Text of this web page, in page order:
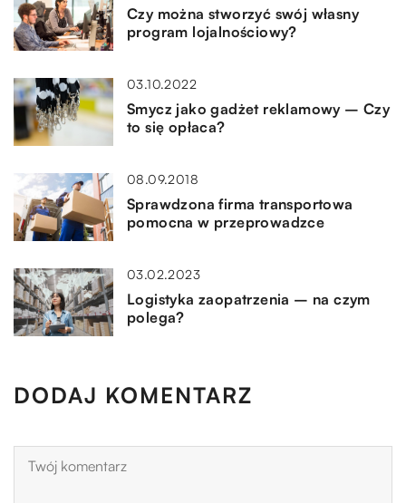
Czy można stworzyć swój własny
program lojalnościowy?
03.10.2022
Smycz jako gadżet reklamowy – Czy
to się opłaca?
08.09.2018
Sprawdzona firma transportowa
pomocna w przeprowadzce
03.02.2023
Logistyka zaopatrzenia – na czym
polega?
DODAJ KOMENTARZ